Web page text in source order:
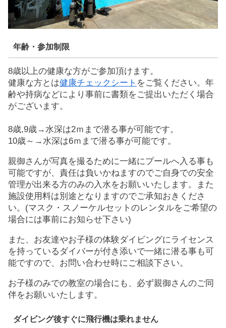
年齢・参加制限
8歳以上の健康な方がご参加頂けます。
健康な方とは健康チェックシート をご覧ください。年
齢や持病などにより事前に書類をご提出いただく場合
がございます。
8歳,9歳→水深は2ｍまで潜る事が可能です。
10歳～→水深は6ｍまで潜る事が可能です。
親御さんが写真を撮るために一緒にプールへ入る事も
可能ですが、責任は負いかねますのでご自身での安全
管理が出来る方のみの入水をお願いいたします。また
施設使用料は別途となりますのでご承知おきくださ
い。(マスク・スノーケルセットのレンタルをご希望の
場合には事前にお知らせ下さい)
また、お友達やお子様の体験ダイビングにライセンス
を持っているダイバーが付き添いで一緒に潜る事も可
能ですので、お問い合わせ時にご相談下さい。
お子様のみでの教室の場合にも、必ず親御さんのご同
伴をお願いいたします。
ダイビング後すぐに飛行機は乗れません